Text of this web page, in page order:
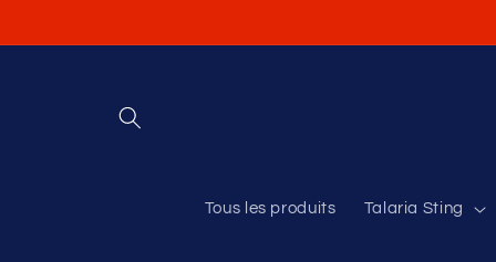
au
Tous les produits Talaria Sting